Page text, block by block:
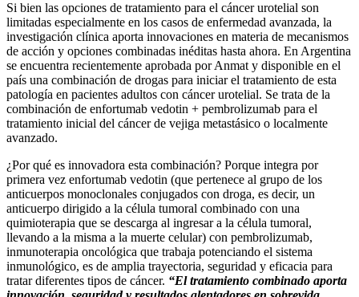
Si bien las opciones de tratamiento para el cáncer urotelial son
limitadas especialmente en los casos de enfermedad avanzada, la
investigación clínica aporta innovaciones en materia de mecanismos
de acción y opciones combinadas inéditas hasta ahora. En Argentina
se encuentra recientemente aprobada por Anmat y disponible en el
país una combinación de drogas para iniciar el tratamiento de esta
patología en pacientes adultos con cáncer urotelial. Se trata de la
combinación de enfortumab vedotin + pembrolizumab para el
tratamiento inicial del cáncer de vejiga metastásico o localmente
avanzado.
¿Por qué es innovadora esta combinación? Porque integra por
primera vez enfortumab vedotin (que pertenece al grupo de los
anticuerpos monoclonales conjugados con droga, es decir, un
anticuerpo dirigido a la célula tumoral combinado con una
quimioterapia que se descarga al ingresar a la célula tumoral,
llevando a la misma a la muerte celular) con pembrolizumab,
inmunoterapia oncológica que trabaja potenciando el sistema
inmunológico, es de amplia trayectoria, seguridad y eficacia para
tratar diferentes tipos de cáncer. “El tratamiento combinado aporta